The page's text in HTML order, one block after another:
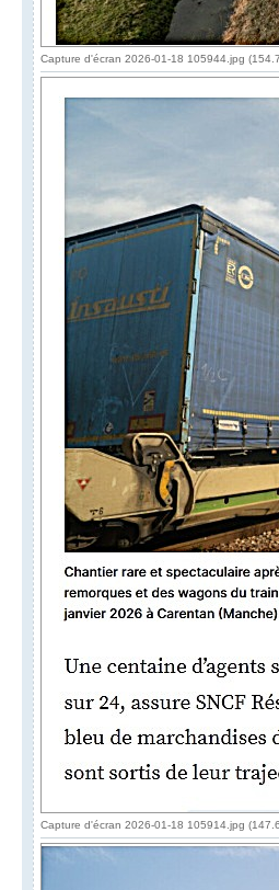
Capture d'écran 2026-01-18 105944.jpg
Capture d'écran 2026-01-18 105914.jpg